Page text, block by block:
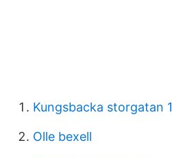
Kungsbacka storgatan 1
Olle bexell